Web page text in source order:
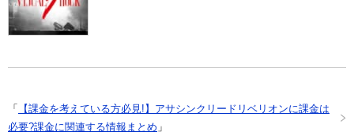
「
【課金を考えている方必見!】アサシンクリードリベリオンに課金は
必要?課金に関連する情報まとめ 」